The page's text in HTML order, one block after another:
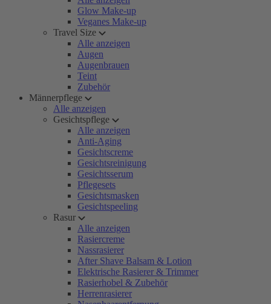
Glow Make-up
Veganes Make-up
Travel Size
Alle anzeigen
Augen
Augenbrauen
Teint
Zubehör
Männerpflege
Alle anzeigen
Gesichtspflege
Alle anzeigen
Anti-Aging
Gesichtscreme
Gesichtsreinigung
Gesichtsserum
Pflegesets
Gesichtsmasken
Gesichtspeeling
Rasur
Alle anzeigen
Rasiercreme
Nassrasierer
After Shave Balsam & Lotion
Elektrische Rasierer & Trimmer
Rasierhobel & Zubehör
Herrenrasierer